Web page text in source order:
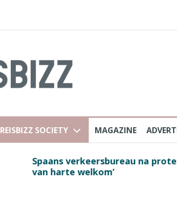
REISBIZZ SOCIETY MAGAZINE
Spaans verkeersbureau na
van harte welkom’